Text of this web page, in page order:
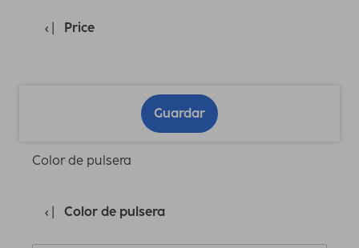
Price
Guardar
Color de pulsera
Color de pulsera